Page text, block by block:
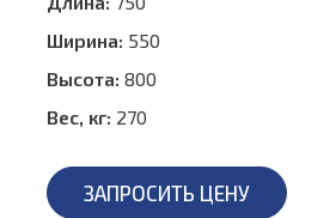
Ширина: 550
Высота: 800
Вес, кг: 270
ЗАПРОСИТЬ ЦЕНУ